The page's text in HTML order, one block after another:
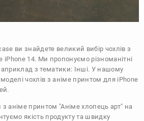
ви знайдете великий вибір чохлів з
14. Ми пропонуємо різноманітні
з тематики: Інші. У нашому
чохлів з аніме принтом для iPhone
аніме принтом "Аніме хлопець арт" на
якість продукту та швидку